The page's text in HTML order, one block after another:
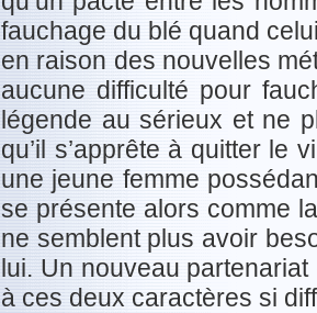
fauchage du blé quand
en raison des nouvelles
aucune difficulté pour
légende au sérieux et ne
qu’il s’apprête à quitter le
une jeune femme
se présente alors comme
ne semblent plus avoir
lui. Un nouveau
à ces deux caractères si